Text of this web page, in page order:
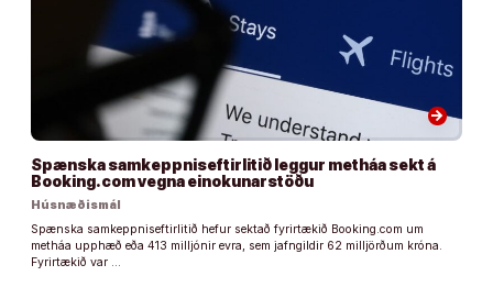
arrow_forward
Spænska samkeppniseftirlitið leggur metháa sekt á
Booking.com vegna einokunarstöðu
Húsnæðismál
Spænska samkeppniseftirlitið hefur sektað fyrirtækið Booking.com um
metháa upphæð eða 413 milljónir evra, sem jafngildir 62 milljörðum króna.
Fyrirtækið var …